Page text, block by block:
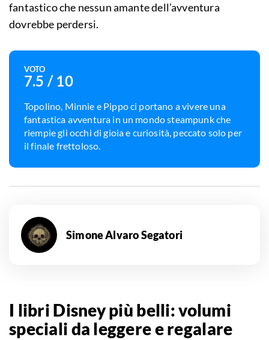
fantastico che nessun amante dell’avventura
dovrebbe perdersi.
VOTO
7.5 / 10
Topolino, Minnie e Pippo ci portano a vivere una
fantastica avventura in un mondo steampunk che
riempie gli occhi di gioia e curiosità, peccato solo per
il finale frettoloso.
Simone Alvaro Segatori
I libri Disney più belli: volumi
speciali da leggere e regalare